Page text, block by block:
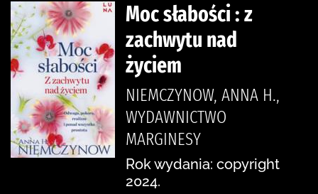
Moc słabości : z
zachwytu nad
życiem
NIEMCZYNOW, ANNA H.,
WYDAWNICTWO
MARGINESY
Rok wydania: copyright
2024.